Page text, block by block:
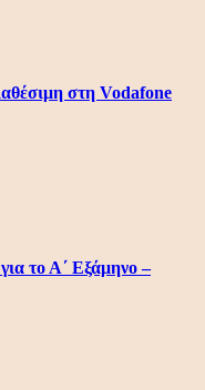
στη Vodafone
το Α΄ Εξάμηνο –